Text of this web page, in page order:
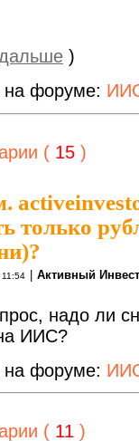
)
на форуме:
( 15 )
только
11:54 | Активный
надо ли
ИИС?
на форуме:
( 11 )